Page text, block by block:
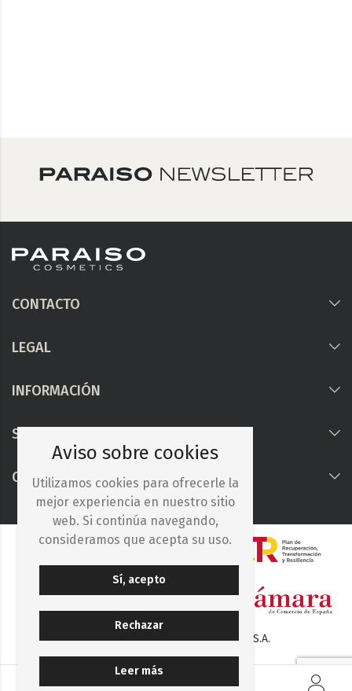
CONTACTO
LEGAL
INFORMACIÓN
Síguenos
COLABORAMOS CON
© 2025. Iberocelulosa Madrileña, S.A.
Aviso sobre cookies
Utilizamos cookies para ofrecerle la
mejor experiencia en nuestro sitio
web. Si continúa navegando,
consideramos que acepta su uso.
Sí, acepto
Rechazar
Leer más